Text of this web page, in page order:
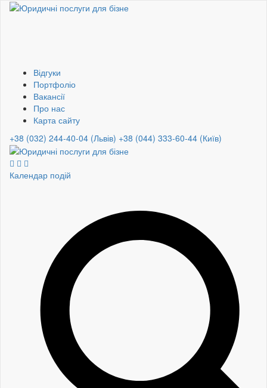
Відгуки
Портфоліо
Вакансії
Про нас
Карта сайту
+38 (032) 244-40-04 (Львів) +38 (044) 333-60-44 (Київ)
Календар подій